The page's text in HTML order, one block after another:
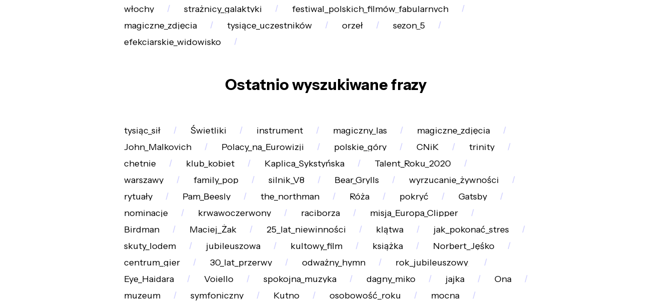
włochy
strażnicy_galaktyki
festiwal_polskich_filmów_fabularnych
magiczne_zdjęcia
tysiące_uczestników orzeł
sezon_5
efekciarskie_widowisko
Ostatnio wyszukiwane frazy
tysiąc_sił Świetliki instrument magiczny_las
magiczne_zdjęcia
John_Malkovich
Polacy_na_Eurowizji polskie_góry CNiK
trinity
chetnie
klub_kobiet Kaplica_Sykstyńska
Talent_Roku_2020
warszawy
family_pop silnik_V8 Bear_Grylls
wyrzucanie_żywności
rytuały
Pam_Beesly the_northman Róża pokryć
Gatsby
nominacje
krwawoczerwony raciborza
misja_Europa_Clipper
Birdman
Maciej_Żak 25_lat_niewinności klątwa
jak_pokonać_stres
skuty_lodem
jubileuszowa kultowy_film książka
Norbert_Jęśko
centrum_gier
30_lat_przerwy odważny_hymn
rok_jubileuszowy_
Eye_Haidara
Voiello spokojna_muzyka dagny_miko jajka
Ona
muzeum
symfoniczny Kutno osobowość_roku
mocna